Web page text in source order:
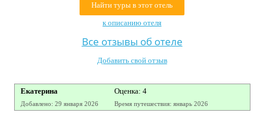
Найти туры в этот отель
к описанию отеля
Все отзывы об отеле
Добавить свой отзыв
Екатерина Оценка: 4
Добавлено: 29 января 2026 Время путешествия: январь 2026